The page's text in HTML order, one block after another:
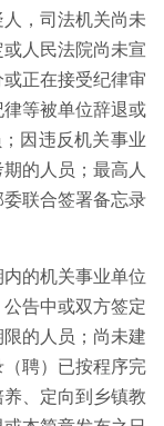
，司法机关尚未
人民法院尚未宣
正在接受纪律审
等被单位辞退或
因违反机关事业
的人员；最高人
联合签署备忘录
的机关事业单位
告中或双方签定
的人员；尚未建
聘）已按程序完
、定向到乡镇教